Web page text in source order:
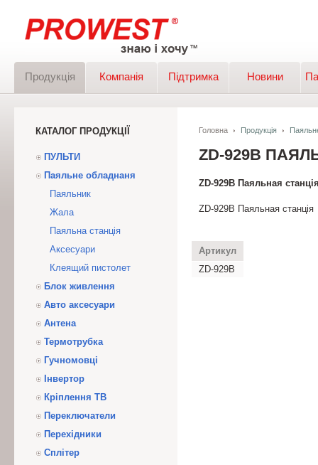
Продукція Компанія Підтримка Новини
КАТАЛОГ ПРОДУКЦІЇ
ПУЛЬТИ
Паяльне обладнаня
Паяльник
Жала
Паяльна станція
Аксесуари
Клеящий пистолет
Блок живлення
Авто аксесуари
Антена
Термотрубка
Гучномовці
Інвертор
Кріплення ТВ
Переключатели
Перехідники
Сплітер
Головна Продукція
ZD-929В
ZD-929В Паяльная
ZD-929B Паяльная станція
Артикул
ZD-929В